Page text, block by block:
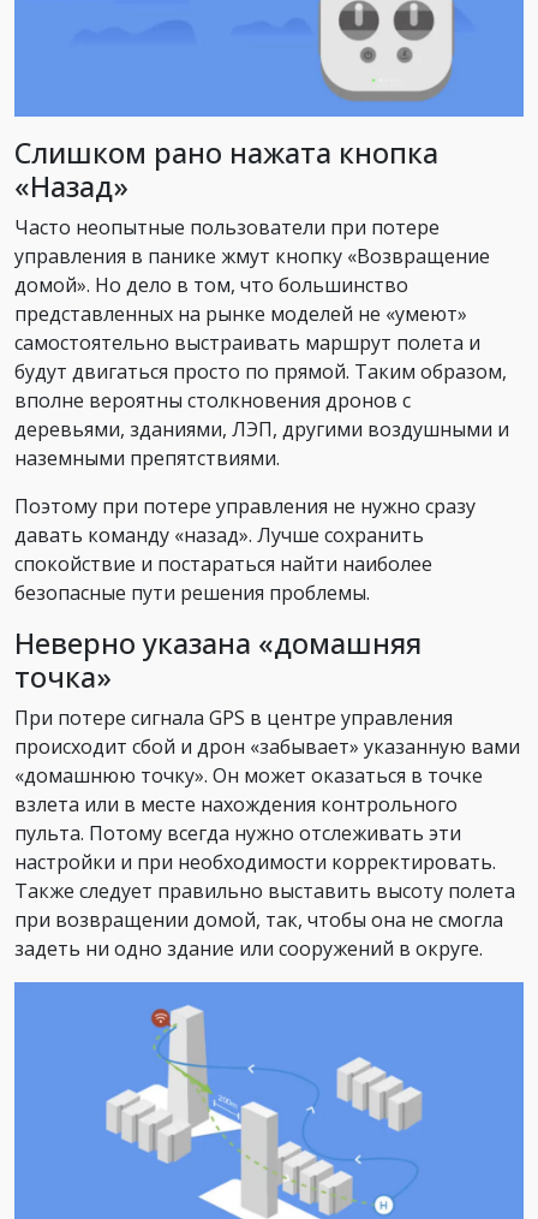
Слишком рано нажата кнопка
«Назад»
Часто неопытные пользователи при потере
управления в панике жмут кнопку «Возвращение
домой». Но дело в том, что большинство
представленных на рынке моделей не «умеют»
самостоятельно выстраивать маршрут полета и
будут двигаться просто по прямой. Таким образом,
вполне вероятны столкновения дронов с
деревьями, зданиями, ЛЭП, другими воздушными и
наземными препятствиями.
Поэтому при потере управления не нужно сразу
давать команду «назад». Лучше сохранить
спокойствие и постараться найти наиболее
безопасные пути решения проблемы.
Неверно указана «домашняя
точка»
При потере сигнала GPS в центре управления
происходит сбой и дрон «забывает» указанную вами
«домашнюю точку». Он может оказаться в точке
взлета или в месте нахождения контрольного
пульта. Потому всегда нужно отслеживать эти
настройки и при необходимости корректировать.
Также следует правильно выставить высоту полета
при возвращении домой, так, чтобы она не смогла
задеть ни одно здание или сооружений в округе.